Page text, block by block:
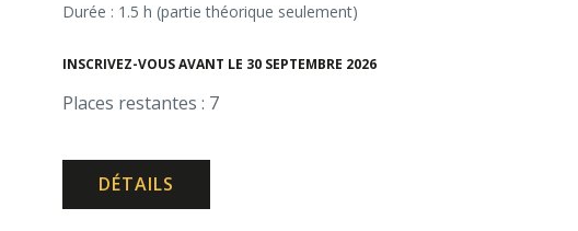
Durée : 1.5 h (partie théorique seulement)
INSCRIVEZ-VOUS AVANT LE 30 SEPTEMBRE 2026
Places restantes : 7
DÉTAILS